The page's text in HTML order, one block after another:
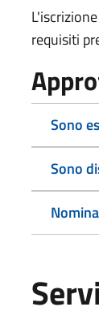
requisiti
Sono
Sono